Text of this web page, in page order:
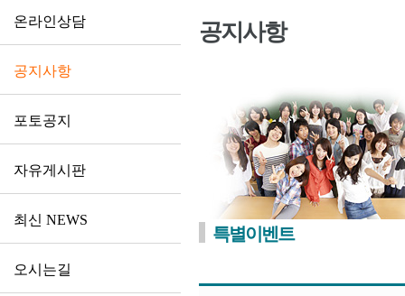
온라인상담
공지사항
포토공지
자유게시판
최신 NEWS
오시는길
공지사항
특별이벤트